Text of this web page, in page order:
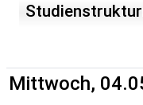
Mittwoch,